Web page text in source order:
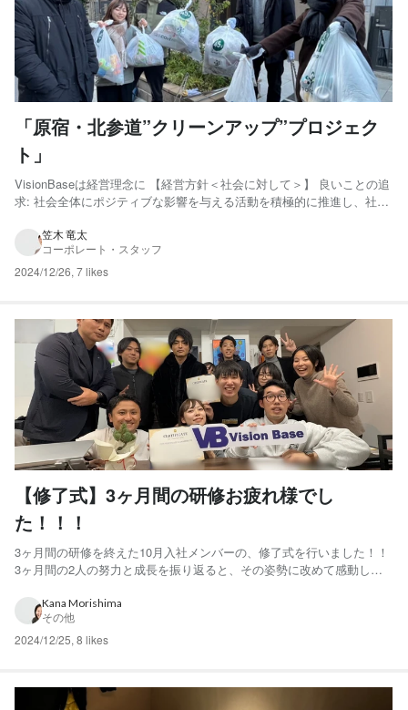
「原宿・北参道”クリーンアップ”プロジェク
ト」
VisionBaseは経営理念に 【経営方針＜社会に対して＞】 良いことの追
求: 社会全体にポジティブな影響を与える活動を積極的に推進し、社会
動として、「原宿・北参道”クリーンアップ”プロジェクト」を月1回で
実施しています！ 今回はなんと役員だけ...
笠木 竜太
コーポレート・スタッフ
2024/12/26, 7 likes
【修了式】3ヶ月間の研修お疲れ様でし
た！！！
3ヶ月間の研修を終えた10月入社メンバーの、修了式を行いました！！
3ヶ月間の2人の努力と成長を振り返ると、その姿勢に改めて感動して
勢を見せてくれました。 与えられた課題をこなすだけでなく、自ら疑
問を投げかけたり新しい方法を模索したり。 常に前向き...
Kana Morishima
その他
2024/12/25, 8 likes